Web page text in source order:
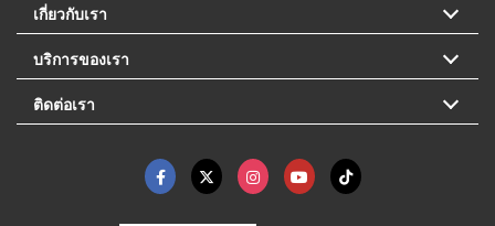
เกี่ยวกับเรา
บริการของเรา
ติดต่อเรา